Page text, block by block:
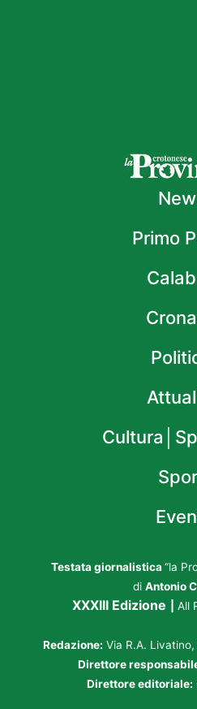
Primo
Testata giornalistica “la
di Antonio
XXXIII Edizione All
Redazione: Via R.A.
Direttore
Direttore editoriale: